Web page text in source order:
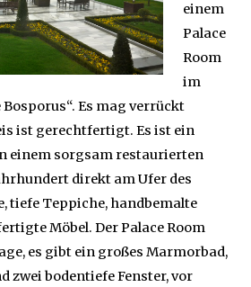
einem
Palace
Room
im
Bosporus“. Es mag verrückt
ist gerechtfertigt. Es ist ein
einem sorgsam restaurierten
direkt am Ufer des
tiefe Teppiche, handbemalte
Möbel. Der Palace Room
es gibt ein großes Marmorbad,
zwei bodentiefe Fenster, vor